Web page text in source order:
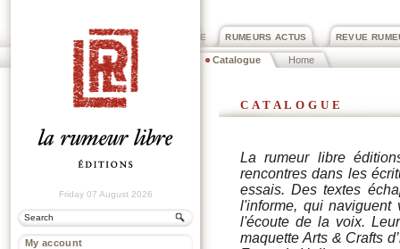
REVUE
RUMEURS ACTUS
PRIX ROGER DEXTRE
Catalogue Home
Friday 07 August 2026
My account
catalogue
La rumeur libre
rencontres dans les
essais. Des textes
l'informe, qui naviguent
l'écoute de la voix.
maquette Arts & Crafts